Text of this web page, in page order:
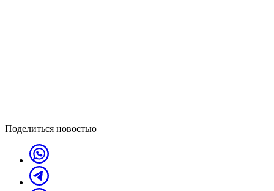
Поделиться новостью